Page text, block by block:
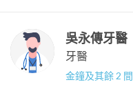
吳永傳牙醫
牙醫
金鐘及其餘 2 間